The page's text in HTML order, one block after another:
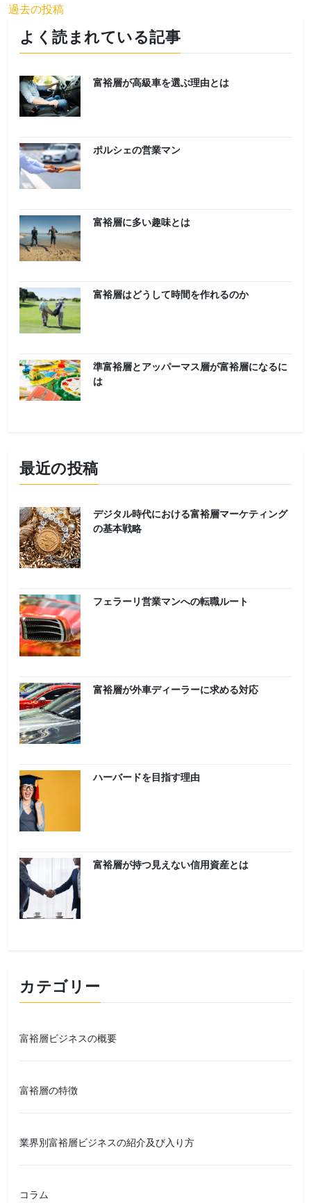
投
稿
ナ
ビ
ゲ
シ
ョ
ン
過去の投稿
よく読まれている記事
富裕層が高級車を選ぶ理由とは
ポルシェの営業マン
富裕層に多い趣味とは
富裕層はどうして時間を作れるのか
準富裕層とアッパーマス層が富裕層になるに
は
最近の投稿
デジタル時代における富裕層マーケティング
の基本戦略
フェラーリ営業マンへの転職ルート
富裕層が外車ディーラーに求める対応
ハーバードを目指す理由
富裕層が持つ見えない信用資産とは
カテゴリー
富裕層ビジネスの概要
富裕層の特徴
業界別富裕層ビジネスの紹介及び入り方
コラム